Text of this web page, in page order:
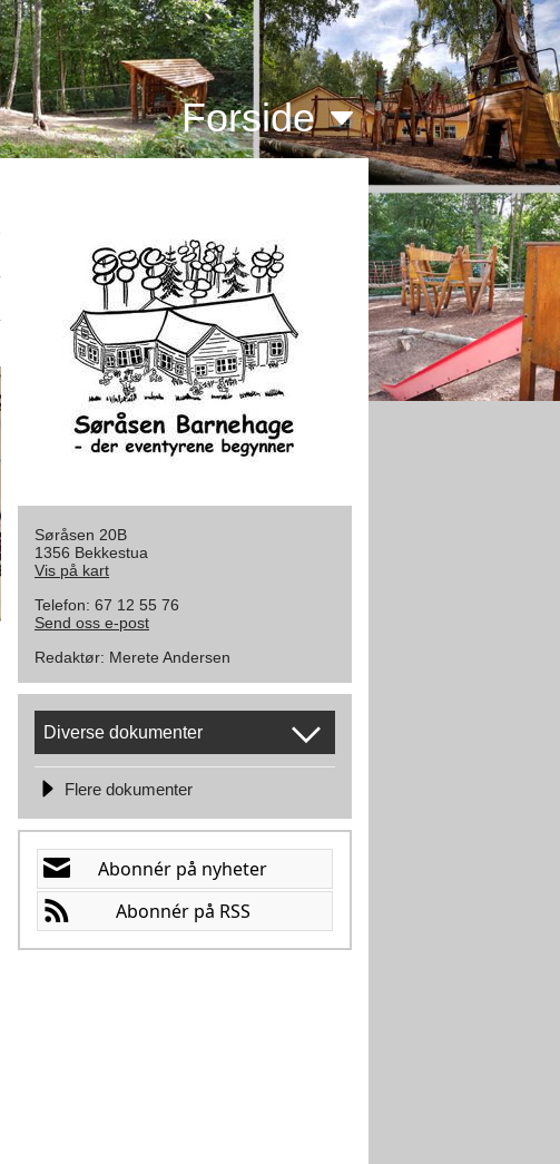
Forside
Søråsen 20B
1356 Bekkestua
Vis på kart
Telefon: 67 12 55 76
Send oss e-post
Redaktør: Merete Andersen
Diverse dokumenter
Flere dokumenter